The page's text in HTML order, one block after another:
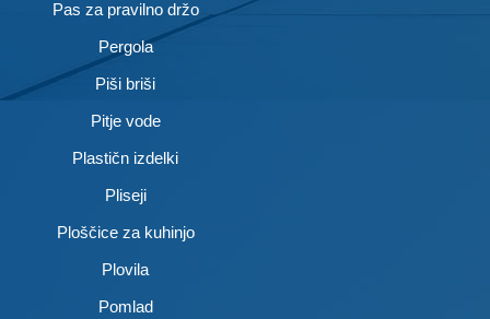
Pas za pravilno držo
Pergola
Piši briši
Pitje vode
Plastičn izdelki
Pliseji
Ploščice za kuhinjo
Plovila
Pomlad